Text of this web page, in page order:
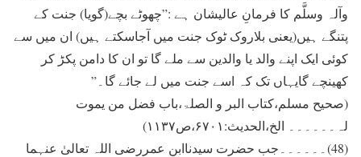
وآلہ وسلَّم کا فرمانِ عالیشان ہے :”چھوٹے بچے(گویا) جنت کے
پتنگے ہيں(یعنی بلاروک ٹوک جنت میں آجاسکتے ہیں) ان ميں سے
کوئی ايک اپنے والد يا والدين سے ملے گا تو ان کا دامن پکڑ کر
کھينچے گايہاں تک کہ اسے جنت ميں لے جائے گا۔”
(صحیح مسلم،کتاب البر و الصلۃ،باب فضل من یموت
لہ۔۔۔۔۔۔ الخ،الحدیث:۶۷۰۱،ص۱۱۳۷)
(48)۔۔۔۔۔۔جب حضرت سيدناابن عمررضی اللہ تعالیٰ عنہما